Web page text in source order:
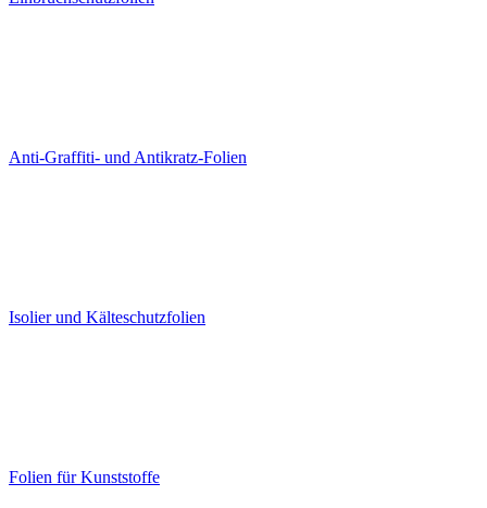
Anti-Graffiti- und Antikratz-Folien
Isolier und Kälteschutzfolien
Folien für Kunststoffe